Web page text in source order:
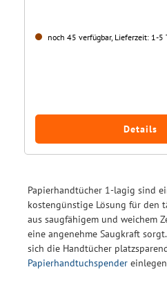
noch 45 verfügbar, Lieferzeit: 1-5
Details
Papierhandtücher 1-lagig sind
kostengünstige Lösung für den
aus saugfähigem und weichem
eine angenehme Saugkraft
sich die Handtücher
Papierhandtuchspender